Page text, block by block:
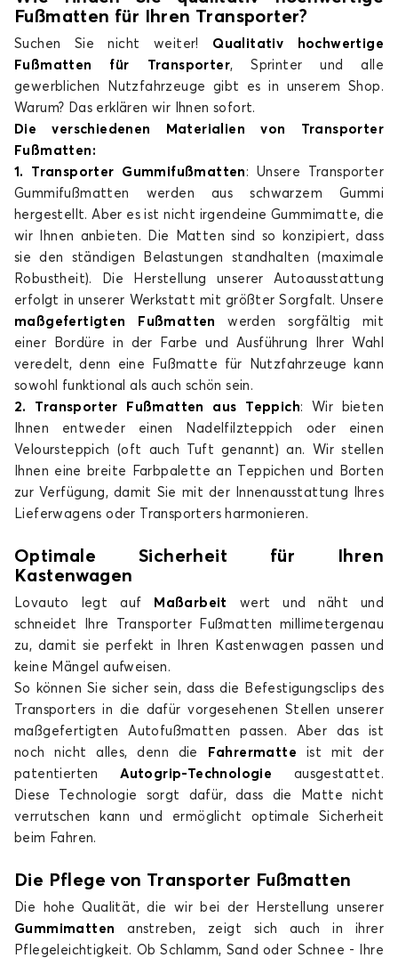
Fußmatten für Ihren Transporter?
Suchen Sie nicht weiter! Qualitativ hochwertige
Fußmatten für Transporter, Sprinter und alle
gewerblichen Nutzfahrzeuge gibt es in unserem Shop.
Warum? Das erklären wir Ihnen sofort.
Die verschiedenen Materialien von Transporter
Fußmatten:
1. Transporter Gummifußmatten : Unsere Transporter
Gummifußmatten werden aus schwarzem Gummi
hergestellt. Aber es ist nicht irgendeine Gummimatte, die
wir Ihnen anbieten. Die Matten sind so konzipiert, dass
sie den ständigen Belastungen standhalten (maximale
Robustheit). Die Herstellung unserer Autoausstattung
erfolgt in unserer Werkstatt mit größter Sorgfalt. Unsere
maßgefertigten Fußmattenwerden sorgfältig mit
einer Bordüre in der Farbe und Ausführung Ihrer Wahl
veredelt, denn eine Fußmatte für Nutzfahrzeuge kann
sowohl funktional als auch schön sein.
2. Transporter Fußmatten aus Teppich: Wir bieten
Ihnen entweder einen Nadelfilzteppich oder einen
Veloursteppich (oft auch Tuft genannt) an. Wir stellen
Ihnen eine breite Farbpalette an Teppichen und Borten
zur Verfügung, damit Sie mit der Innenausstattung Ihres
Lieferwagens oder Transporters harmonieren.
Optimale Sicherheit für Ihren
Kastenwagen
Lovauto legt auf Maßarbeit
wert und näht und
schneidet Ihre Transporter Fußmatten millimetergenau
zu, damit sie perfekt in Ihren Kastenwagen passen und
keine Mängel aufweisen.
So können Sie sicher sein, dass die Befestigungsclips des
Transporters in die dafür vorgesehenen Stellen unserer
maßgefertigten Autofußmatten passen. Aber das ist
noch nicht alles, denn die
Fahrermatte ist mit der
patentiertenAutogrip-Technologie ausgestattet.
Diese Technologie sorgt dafür, dass die Matte nicht
verrutschen kann und ermöglicht optimale Sicherheit
beim Fahren.
Die Pflege von Transporter Fußmatten
Die hohe Qualität, die wir bei der Herstellung unserer
Gummimatten anstreben, zeigt sich auch in ihrer
Pflegeleichtigkeit. Ob Schlamm, Sand oder Schnee - Ihre